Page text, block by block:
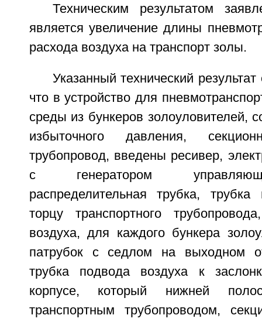
Техническим результатом
является увеличение длины
расхода воздуха на транспорт золы.
Указанный технический
что в устройство для
среды из бункеров золоуловителей,
избыточного давления,
трубопровод, введены ресивер,
с генератором
распределительная трубка,
торцу транспортного
воздуха, для каждого бункера
патрубок с седлом на выходном
трубка подвода воздуха к
корпусе, который нижней
транспортным трубопроводом,